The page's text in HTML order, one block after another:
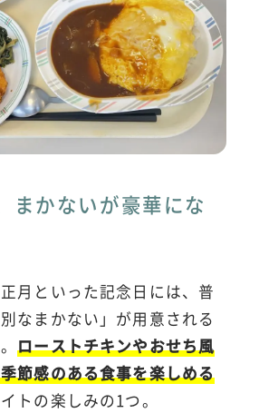
まかないが豪華にな
月といった記念日には、普
なまかない」が用意される
ローストチキンやおせち風
節感のある食事を楽しめる
トの楽しみの1つ。